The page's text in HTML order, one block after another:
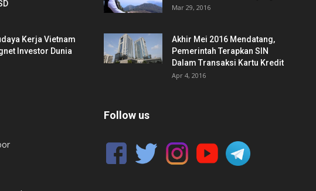
Kerja Vietnam
Investor Dunia
Mar 29, 2016
Akhir Mei 2016 Mendatang,
Pemerintah Terapkan SIN
Dalam Transaksi Kartu Kredit
Apr 4, 2016
Follow us